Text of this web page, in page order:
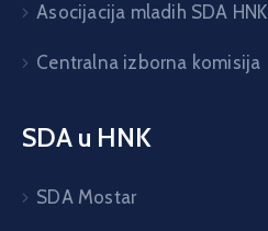
Asocijacija mladih SDA HNK
Centralna izborna komisija
SDA u HNK
SDA Mostar